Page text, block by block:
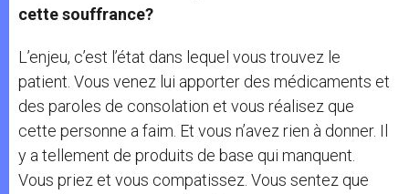
cette souffrance?
L’enjeu, c’est l’état dans lequel vous trouvez le
patient. Vous venez lui apporter des médicaments et
des paroles de consolation et vous réalisez que
cette personne a faim. Et vous n’avez rien à donner. Il
y a tellement de produits de base qui manquent.
Vous priez et vous compatissez. Vous sentez que